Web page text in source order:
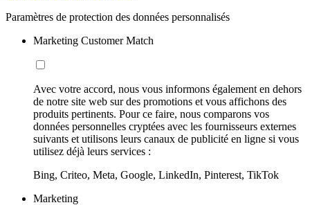
Paramètres de protection des données personnalisés
Marketing Customer Match
Avec votre accord, nous vous informons également en dehors
de notre site web sur des promotions et vous affichons des
produits pertinents. Pour ce faire, nous comparons vos
données personnelles cryptées avec les fournisseurs externes
suivants et utilisons leurs canaux de publicité en ligne si vous
utilisez déjà leurs services :
Bing, Criteo, Meta, Google, LinkedIn, Pinterest, TikTok
Marketing